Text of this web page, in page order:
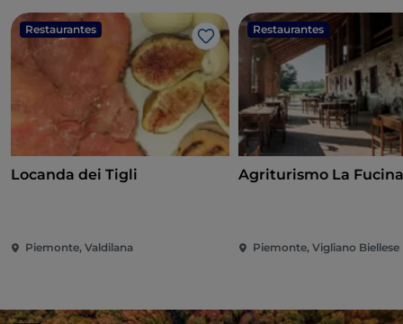
Restaurantes
Me gusta
Locanda dei Tigli
Piemonte, Valdilana
Restaurantes
Agriturismo La
Piemonte, Vigliano Biellese